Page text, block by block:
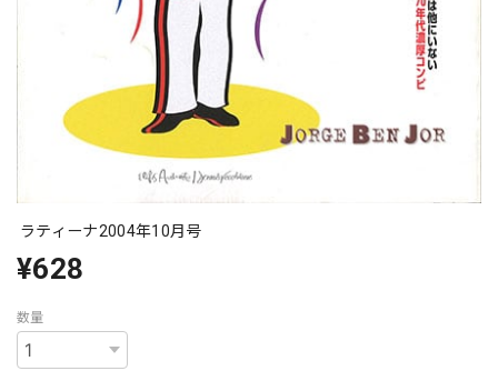
ラティーナ2004年10月号
¥628
数量